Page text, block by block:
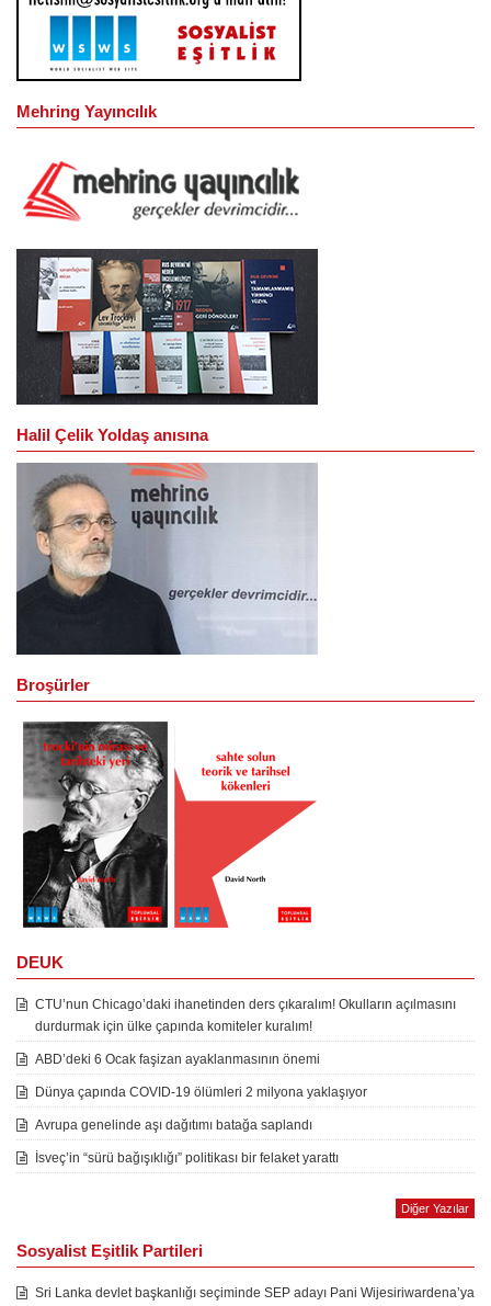
Mehring Yayıncılık
Halil Çelik Yoldaş anısına
Broşürler
DEUK
CTU’nun Chicago’daki ihanetinden ders çıkaralım! Okulların açılmasını
durdurmak için ülke çapında komiteler kuralım!
ABD’deki 6 Ocak faşizan ayaklanmasının önemi
Dünya çapında COVID-19 ölümleri 2 milyona yaklaşıyor
Avrupa genelinde aşı dağıtımı batağa saplandı
İsveç’in “sürü bağışıklığı” politikası bir felaket yarattı
Diğer Yazılar
Sosyalist Eşitlik Partileri
Sri Lanka devlet başkanlığı seçiminde SEP adayı Pani Wijesiriwardena’ya